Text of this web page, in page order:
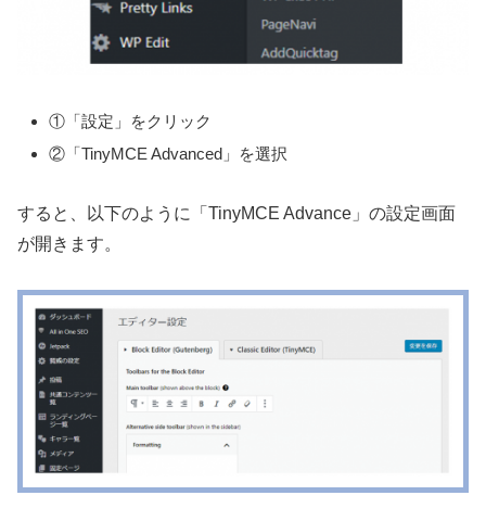
①「設定」をクリック
②「TinyMCE Advanced」を選択
すると、以下のように「TinyMCE Advance」の設定画面
が開きます。